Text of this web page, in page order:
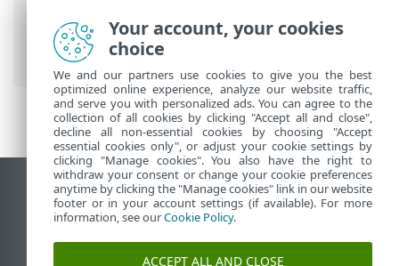
詳細> 証明書 >ピア証明書> 期限切れの
証明書 - 報告と置換
デスクトップサイトの表示
End of Life
ESETナレッジベース
Your account, your cookies
choice
We and our partners use cookies to give you the best
optimized online experience, analyze our website traffic,
and serve you with personalized ads. You can agree to the
collection of all cookies by clicking "Accept all and close",
decline all non-essential cookies by choosing "Accept
essential cookies only", or adjust your cookie settings by
clicking "Manage cookies". You also have the right to
withdraw your consent or change your cookie preferences
anytime by clicking the "Manage cookies" link in our website
footer or in your account settings (if available). For more
information, see ourCookie Policy.
ACCEPT ALL AND CLOSE